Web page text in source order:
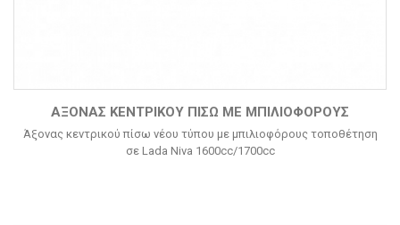
ΆΞΟΝΑΣ ΚΕΝΤΡΙΚΟΎ ΠΊΣΩ ΜΕ ΜΠΙΛΙΟΦΌΡΟΥΣ
Άξονας κεντρικού πίσω νέου τύπου με μπιλιοφόρους τοποθέτηση
σε Lada Niva 1600cc/1700cc